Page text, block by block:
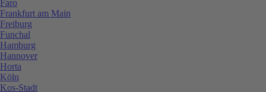
Faro
Frankfurt am Main
Freiburg
Funchal
Hamburg
Hannover
Horta
Köln
Kos-Stadt